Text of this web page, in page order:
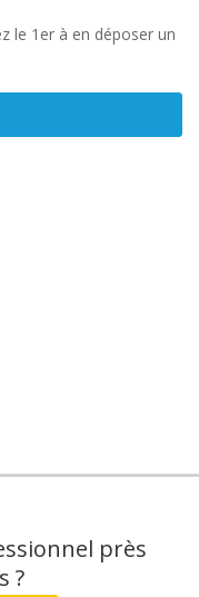
le 1er à en déposer un
près